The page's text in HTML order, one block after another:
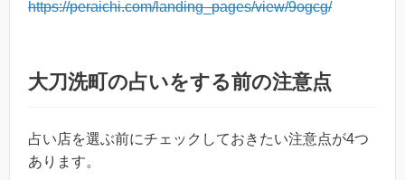
https://peraichi.com/landing_pages/view/9ogcg/
大刀洗町の占いをする前の注意点
占い店を選ぶ前にチェックしておきたい注意点が4つ
あります。